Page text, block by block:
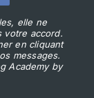
elle ne
votre accord.
en cliquant
messages.
Academy by